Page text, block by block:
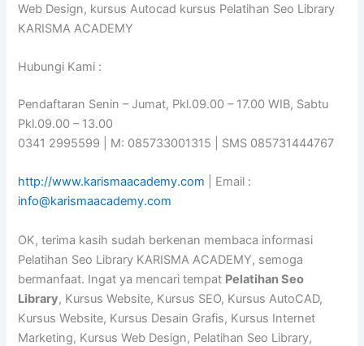
Web Design, kursus Autocad kursus Pelatihan Seo Library
KARISMA ACADEMY
Hubungi Kami :
Pendaftaran Senin – Jumat, Pkl.09.00 – 17.00 WIB, Sabtu
Pkl.09.00 – 13.00
0341 2995599 | M: 085733001315 | SMS 085731444767
http://www.karismaacademy.com | Email :
info@karismaacademy.com
OK, terima kasih sudah berkenan membaca informasi
Pelatihan Seo Library KARISMA ACADEMY, semoga
bermanfaat. Ingat ya mencari tempat Pelatihan Seo
Library, Kursus Website, Kursus SEO, Kursus AutoCAD,
Kursus Website, Kursus Desain Grafis, Kursus Internet
Marketing, Kursus Web Design, Pelatihan Seo Library,